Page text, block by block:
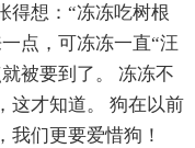
得想：“冻冻吃树根
点，可冻冻一直“汪
被要到了。 冻冻不
这才知道。 狗在以前
我们更要爱惜狗！